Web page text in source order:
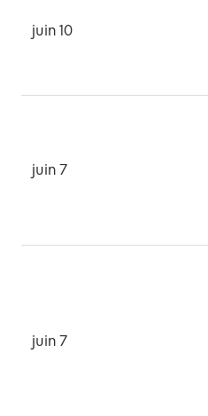
juin 10
juin 7
juin 7